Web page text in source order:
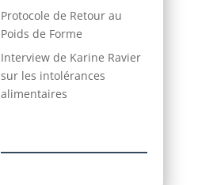
Protocole de Retour au
Poids de Forme
Interview de Karine Ravier
sur les intolérances
alimentaires